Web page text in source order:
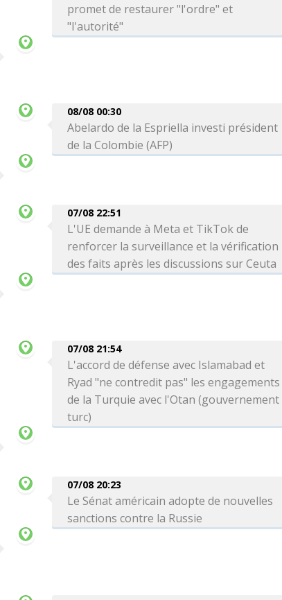
promet de restaurer "l'ordre" et
"l'autorité"
08/08 00:30
Abelardo de la Espriella investi président
de la Colombie (AFP)
07/08 22:51
L'UE demande à Meta et TikTok de
renforcer la surveillance et la vérification
des faits après les discussions sur Ceuta
07/08 21:54
L'accord de défense avec Islamabad et
Ryad "ne contredit pas" les engagements
de la Turquie avec l'Otan (gouvernement
turc)
07/08 20:23
Le Sénat américain adopte de nouvelles
sanctions contre la Russie